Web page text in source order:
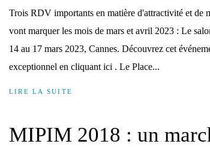
Trois RDV importants en matière d'attractivité et de
vont marquer les mois de mars et avril 2023 : Le
14 au 17 mars 2023, Cannes. Découvrez cet
exceptionnel en cliquant ici . Le Place...
LIRE LA SUITE
MIPIM 2018 : un